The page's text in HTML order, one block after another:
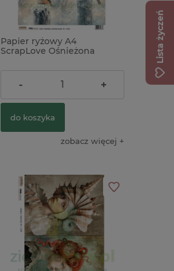
Papier ryżowy A4
ScrapLove Ośnieżona
9,90 zł
- +
do koszyka
zobacz więcej
Lista życzeń